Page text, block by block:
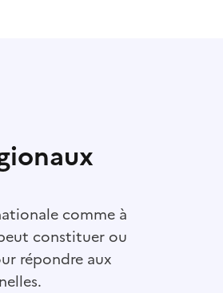
comme à
constituer ou
répondre aux